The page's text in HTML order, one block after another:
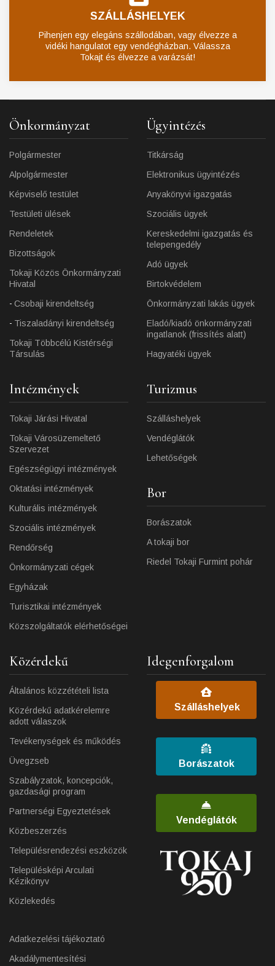
SZÁLLÁSHELYEK
Pihenjen egy elegáns szállodában, vagy élvezze a
vidéki hangulatot egy vendégházban. Válassza
Tokajt és élvezze a varázsát!
Önkormányzat
Polgármester
Alpolgármester
Képviselő testület
Testületi ülések
Rendeletek
Bizottságok
Tokaji Közös Önkormányzati
Hivatal
Csobaji kirendeltség
Tiszaladányi kirendeltség
Tokaji Többcélú Kistérségi
Társulás
Ügyintézés
Titkárság
Elektronikus ügyintézés
Anyakönyvi igazgatás
Szociális ügyek
Kereskedelmi igazgatás és
telepengedély
Adó ügyek
Birtokvédelem
Önkormányzati lakás ügyek
Eladó/kiadó önkormányzati
ingatlanok (frissítés alatt)
Hagyatéki ügyek
Intézmények
Tokaji Járási Hivatal
Tokaji Városüzemeltető
Szervezet
Egészségügyi intézmények
Oktatási intézmények
Kulturális intézmények
Szociális intézmények
Rendőrség
Önkormányzati cégek
Egyházak
Turisztikai intézmények
Közszolgáltatók elérhetőségei
Turizmus
Szálláshelyek
Vendéglátók
Lehetőségek
Bor
Borászatok
A tokaji bor
Riedel Tokaji Furmint pohár
Közérdekű
Általános közzétételi lista
Közérdekű adatkérelemre
adott válaszok
Tevékenységek és működés
Üvegzseb
Szabályzatok, koncepciók,
gazdasági program
Partnerségi Egyeztetések
Közbeszerzés
Településrendezési eszközök
Településképi Arculati
Kézikönyv
Közlekedés
Adatkezelési tájékoztató
Akadálymentesítési
Idegenforgalom
Szálláshelyek
Borászatok
Vendéglátók